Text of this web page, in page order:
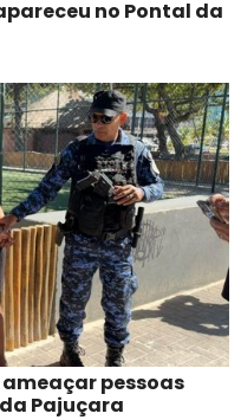
no Pontal da
ameaçar pessoas
Pajuçara